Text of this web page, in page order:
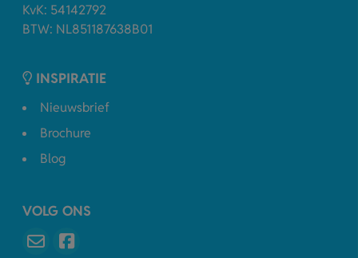
KvK: 54142792
BTW: NL851187638B01
INSPIRATIE
Nieuwsbrief
Brochure
Blog
VOLG ONS